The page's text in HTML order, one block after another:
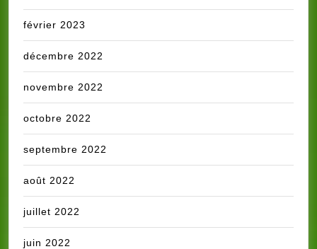
février 2023
décembre 2022
novembre 2022
octobre 2022
septembre 2022
août 2022
juillet 2022
juin 2022